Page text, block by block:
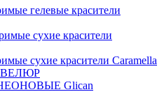
гелевые красители
сухие красители
сухие красители Caramella
НЕОНОВЫЕ Glican